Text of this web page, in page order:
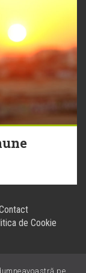
de Cookie
pe